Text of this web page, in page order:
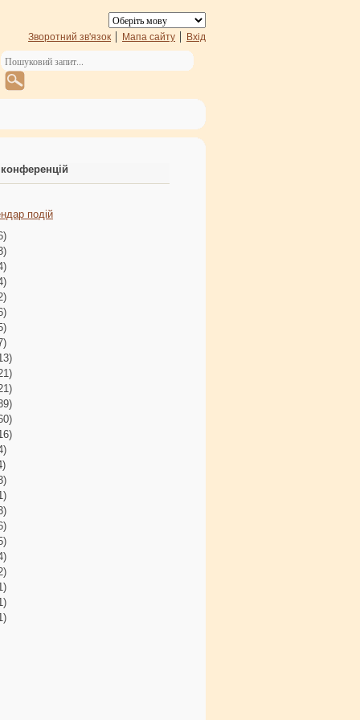
Зворотний зв'язок Мапа сайту Вхід
подій